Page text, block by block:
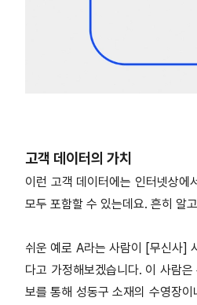
고객 데이터의 가치
이런 고객 데이터에는 인터넷상
모두 포함할 수 있는데요. 흔히 알
쉬운 예로 A라는 사람이 [무신사]
다고 가정해보겠습니다. 이 사람
보를 통해 성동구 소재의 수영장